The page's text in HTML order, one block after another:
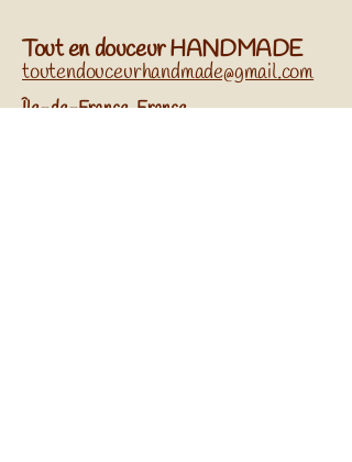
Tout en douceur HANDMADE
toutendouceurhandmade@gmail.com
​Île-de-France, France